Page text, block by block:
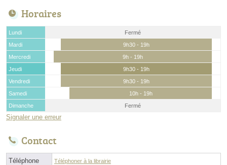
Horaires
Lundi
Fermé
Mardi
9h30 - 19h
Mercredi
9h - 19h
Jeudi
9h30 - 19h
Vendredi
9h30 - 19h
Samedi
10h - 19h
Dimanche
Fermé
Signaler une erreur
Contact
Téléphone Téléphoner à la librairie